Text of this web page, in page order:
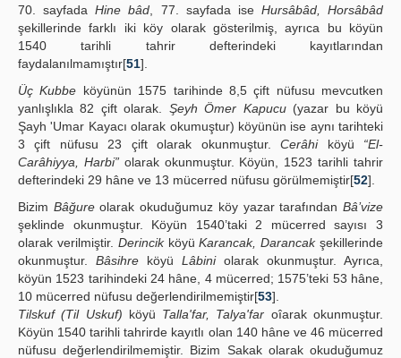
70. sayfadaHine bâd , 77. sayfada ise Hursâbâd, Horsâbâd
şekillerinde farklı iki köy olarak gösterilmiş, ayrıca bu köyün
1540 tarihli tahrir defterindeki kayıtlarından
faydalanılmamıştır[51].
Üç Kubbe köyünün 1575 tarihinde 8,5 çift nüfusu mevcutken
yanlışlıkla 82 çift olarak. Şeyh Ömer Kapucu(yazar bu köyü
Şayh 'Umar Kayacı olarak okumuştur) köyünün ise aynı tarihteki
3 çift nüfusu 23 çift olarak okunmuştur.Cerâhiköyü “El-
Carâhiyya, Harbi”olarak okunmuştur. Köyün, 1523 tarihli tahrir
defterindeki 29 hâne ve 13 mücerred nüfusu görülmemiştir[52].
Bizim Bâğureolarak okuduğumuz köy yazar tarafındanBâ’vize
şeklinde okunmuştur. Köyün 1540’taki 2 mücerred sayısı 3
olarak verilmiştir. DerincikköyüKarancak, Darancakşekillerinde
okunmuştur. Bâsihre köyü Lâbiniolarak okunmuştur. Ayrıca,
köyün 1523 tarihindeki 24 hâne, 4 mücerred; 1575’teki 53 hâne,
10 mücerred nüfusu değerlendirilmemiştir[53].
Tilskuf (Til Uskuf) köyü Talla'far, Talya'far oîarak okunmuştur.
Köyün 1540 tarihli tahrirde kayıtlı olan 140 hâne ve 46 mücerred
nüfusu değerlendirilmemiştir. Bizim Sakak olarak okuduğumuz